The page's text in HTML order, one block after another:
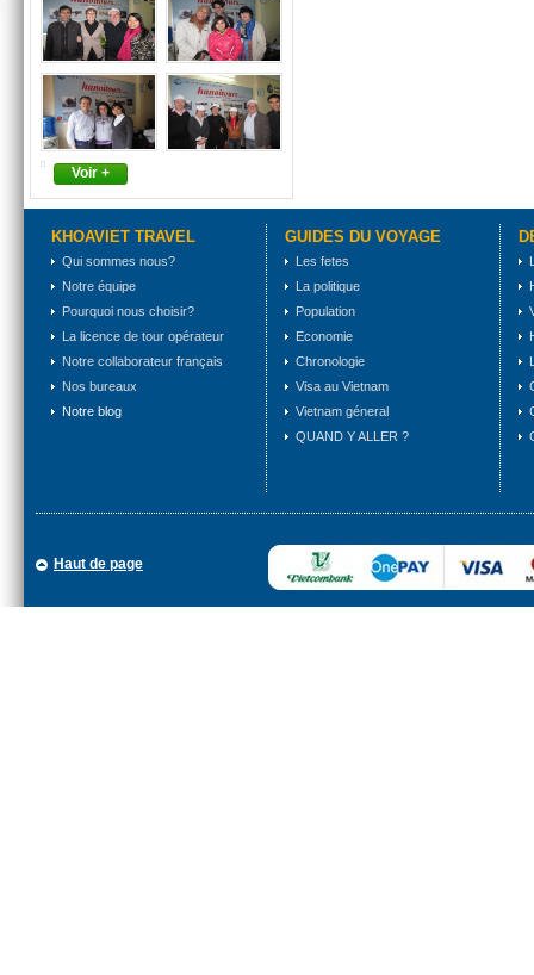
Voir +
KHOAVIET TRAVEL
Qui sommes nous?
Notre équipe
Pourquoi nous choisir?
La licence de tour opérateur
Notre collaborateur français
Nos bureaux
Notre blog
GUIDES DU VOYAGE
Les fetes
La politique
Population
Economie
Chronologie
Visa au Vietnam
Vietnam géneral
QUAND Y ALLER ?
Haut de page